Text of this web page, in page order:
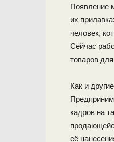
Появление
их
человек,
Сейчас
товаров
Как и
кадров на
её